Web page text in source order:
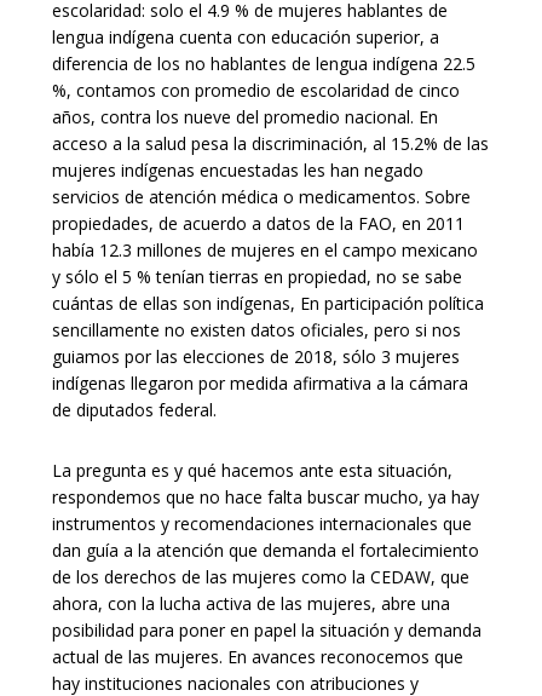
escolaridad: solo el 4.9 % de mujeres hablantes de
lengua indígena cuenta con educación superior, a
diferencia de los no hablantes de lengua indígena 22.5
%, contamos con promedio de escolaridad de cinco
años, contra los nueve del promedio nacional. En
acceso a la salud pesa la discriminación, al 15.2% de las
mujeres indígenas encuestadas les han negado
servicios de atención médica o medicamentos. Sobre
propiedades, de acuerdo a datos de la FAO, en 2011
había 12.3 millones de mujeres en el campo mexicano
y sólo el 5 % tenían tierras en propiedad, no se sabe
cuántas de ellas son indígenas, En participación política
sencillamente no existen datos oficiales, pero si nos
guiamos por las elecciones de 2018, sólo 3 mujeres
indígenas llegaron por medida afirmativa a la cámara
de diputados federal.
La pregunta es y qué hacemos ante esta situación,
respondemos que no hace falta buscar mucho, ya hay
instrumentos y recomendaciones internacionales que
dan guía a la atención que demanda el fortalecimiento
de los derechos de las mujeres como la CEDAW, que
ahora, con la lucha activa de las mujeres, abre una
posibilidad para poner en papel la situación y demanda
actual de las mujeres. En avances reconocemos que
hay instituciones nacionales con atribuciones y